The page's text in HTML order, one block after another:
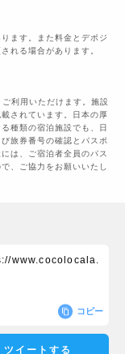
ます。また料金とデポジ
れる場合があります。
利用いただけます。施設
されています。日本の厚
種類の宿泊施設でも、日
旅券番号の確認とパスポ
は、ご宿泊者全員のパス
、ご協力をお願いいたし
www.cocolocala.
コピー
ツイートする